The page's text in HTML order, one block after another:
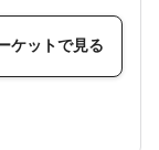
ケットで見る